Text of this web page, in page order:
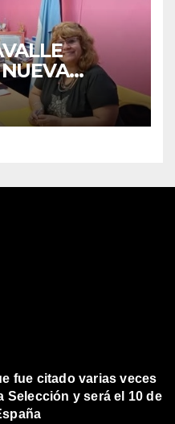
E.E.S. N° 82
DE
fue citado varias veces
Selección y será el 10 de